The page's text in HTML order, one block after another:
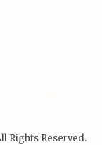
Rights Reserved.